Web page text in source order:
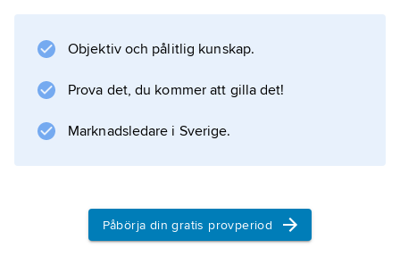
regionens viktigaste industristäder med
Guilin ligger i ett mycket särpräglat
karstlandskap, vilket gjort att staden är ett av
Kinas mest kända turistmål.
Information om artikeln
Objektiv och pålitlig kunskap.
Prova det, du kommer att gilla det!
Marknadsledare i Sverige.
Påbörja din gratis provperiod